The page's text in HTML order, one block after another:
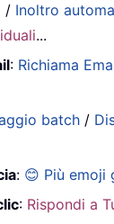
/ Inoltro
...
: Richiama
batch /
: 😊 Più emoji
: Rispondi a